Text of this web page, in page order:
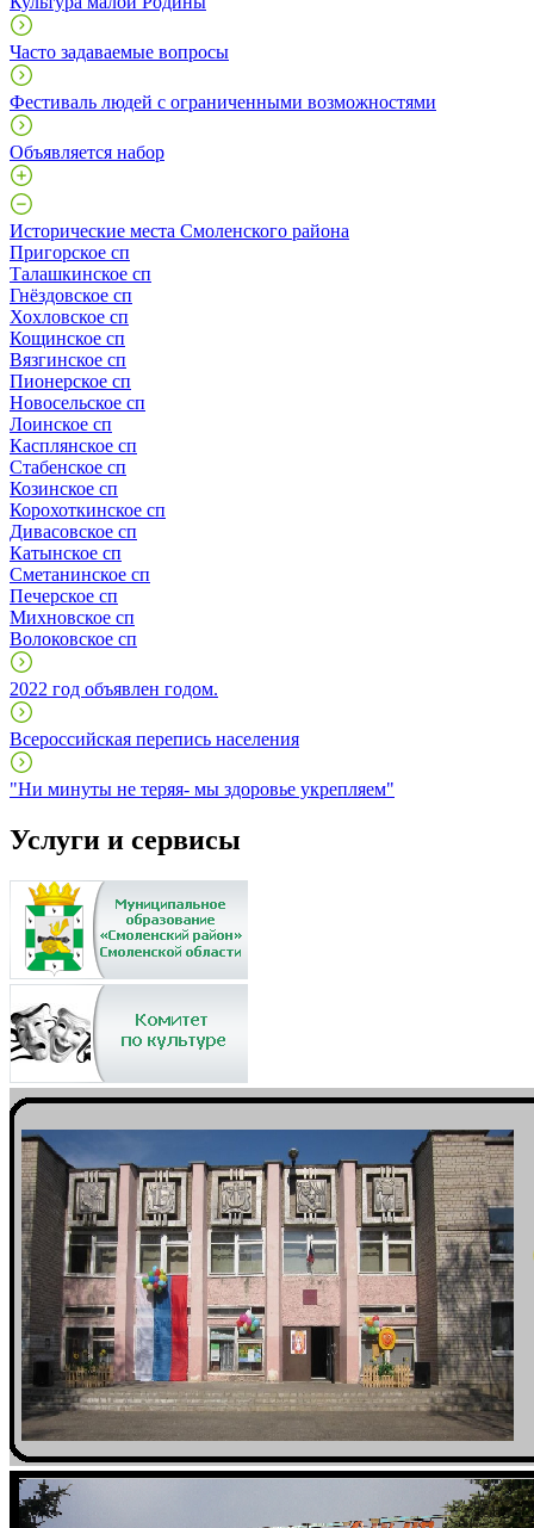
Часто задаваемые вопросы
Фестиваль людей с ограниченными возможностями
Объявляется набор
Исторические места Смоленского района
Пригорское сп
Талашкинское сп
Гнёздовское сп
Хохловское сп
Кощинское сп
Вязгинское сп
Пионерское сп
Новосельское сп
Лоинское сп
Касплянское сп
Стабенское сп
Козинское сп
Корохоткинское сп
Дивасовское сп
Катынское сп
Сметанинское сп
Печерское сп
Михновское сп
Волоковское сп
2022 год объявлен годом.
Всероссийская перепись населения
"Ни минуты не теряя- мы здоровье укрепляем"
Услуги и сервисы